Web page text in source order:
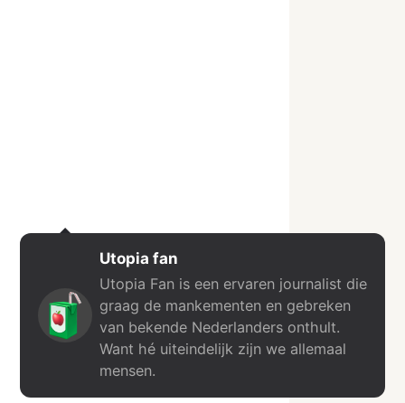
Utopia fan
Utopia Fan is een ervaren journalist die
graag de mankementen en gebreken
van bekende Nederlanders onthult.
Want hé uiteindelijk zijn we allemaal
mensen.